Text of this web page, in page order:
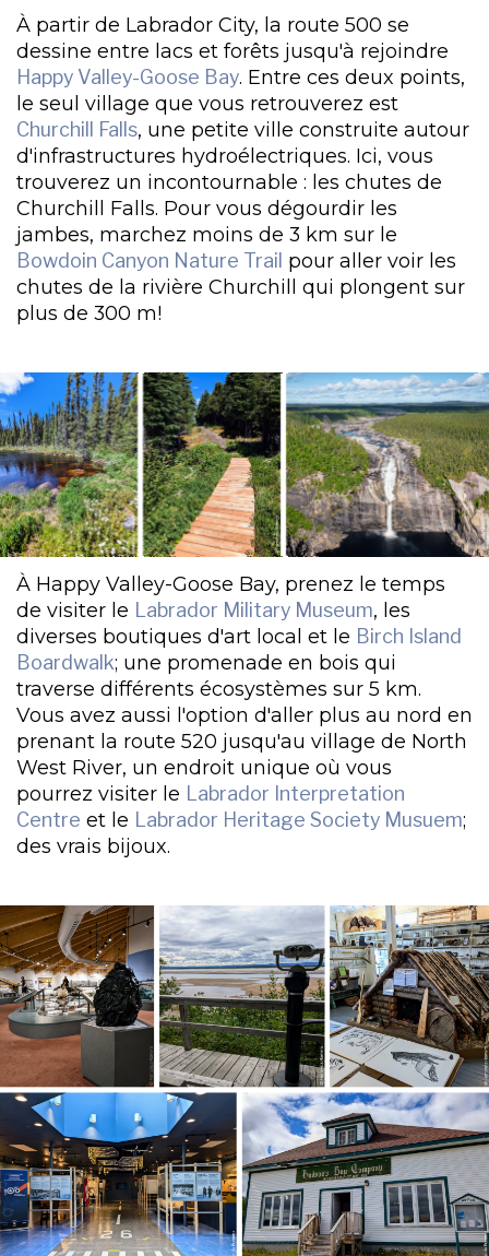
À partir de Labrador City, la route 500 se
dessine entre lacs et forêts jusqu'à rejoindre
Happy Valley-Goose Bay. Entre ces deux points,
le seul village que vous retrouverez est
Churchill Falls, une petite ville construite autour
d'infrastructures hydroélectriques. Ici, vous
trouverez un incontournable : les chutes de
Churchill Falls. Pour vous dégourdir les
jambes, marchez moins de 3 km sur le
Bowdoin Canyon Nature Trail pour aller voir les
chutes de la rivière Churchill qui plongent sur
plus de 300 m!
À Happy Valley-Goose Bay, prenez le temps
de visiter le Labrador Military Museum, les
diverses boutiques d'art local et le Birch Island
Boardwalk; une promenade en bois qui
traverse différents écosystèmes sur 5 km.
Vous avez aussi l'option d'aller plus au nord en
prenant la route 520 jusqu'au village de North
West River, un endroit unique où vous
pourrez visiter le Labrador Interpretation
Centre et le Labrador Heritage Society Musuem;
des vrais bijoux.